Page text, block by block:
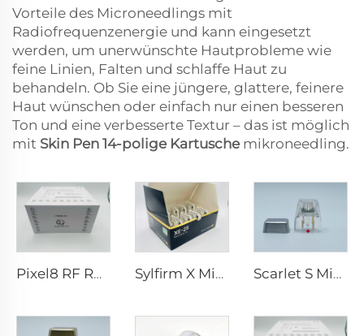
Vorteile des Microneedlings mit
Radiofrequenzenergie und kann eingesetzt
werden, um unerwünschte Hautprobleme wie
feine Linien, Falten und schlaffe Haut zu
behandeln. Ob Sie eine jüngere, glattere, feinere
Haut wünschen oder einfach nur einen besseren
Ton und eine verbesserte Textur – das ist möglich
mit Skin Pen 14-polige Kartusche mikroneedling.
Pixel8 RF Rohrer Aesthetic 25 49 64 Spitzen Sylfirm X Microneedling RF-Spitzen XE-25 Scarlet S Microneedling RF-Bipolar-Elektroden Verbrauchsspitze 25-Pin